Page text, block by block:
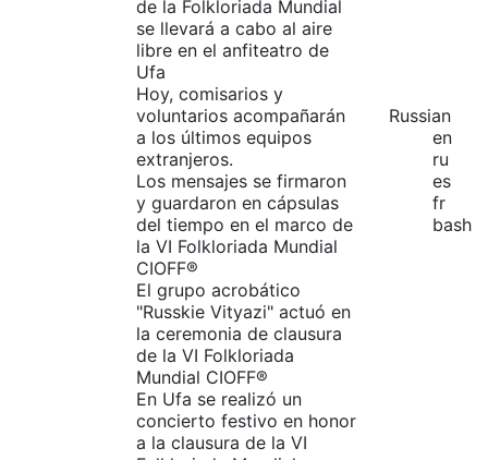
de la Folkloriada Mundial
se llevará a cabo al aire
libre en el anfiteatro de
Ufa
Hoy, comisarios y
voluntarios acompañarán
a los últimos equipos
extranjeros.
Los mensajes se firmaron
y guardaron en cápsulas
del tiempo en el marco de
la VI Folkloriada Mundial
CIOFF®️
El grupo acrobático
"Russkie Vityazi" actuó en
la ceremonia de clausura
de la VI Folkloriada
Mundial CIOFF®️
En Ufa se realizó un
concierto festivo en honor
a la clausura de la VI
Russian
en
ru
es
fr
bash